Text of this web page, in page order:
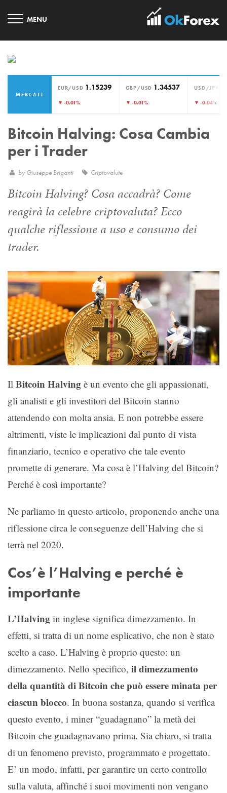
MERCATI
EUR/USD 1.15239
▼ -0.01%
GBP/USD 1.34537
▼ -0.01%
USD/JPY
▼ -0.04%›
Bitcoin Halving: Cosa Cambia
per i Trader
by Giuseppe Briganti Criptovalute
Bitcoin Halving? Cosa accadrà? Come
reagirà la celebre criptovaluta? Ecco
qualche riflessione a uso e consumo dei
trader.
Il Bitcoin Halving è un evento che gli appassionati,
gli analisti e gli investitori del Bitcoin stanno
attendendo con molta ansia. E non potrebbe essere
altrimenti, viste le implicazioni dal punto di vista
finanziario, tecnico e operativo che tale evento
promette di generare. Ma cosa è l’Halving del Bitcoin?
Perché è così importante?
Ne parliamo in questo articolo, proponendo anche una
riflessione circa le conseguenze dell’Halving che si
terrà nel 2020.
Cos’è l’Halving e perché è
importante
L’Halving in inglese significa dimezzamento. In
effetti, si tratta di un nome esplicativo, che non è stato
scelto a caso. L’Halving è proprio questo: un
dimezzamento. Nello specifico, il dimezzamento
della quantità di Bitcoin che può essere minata per
ciascun blocco. In buona sostanza, quando si verifica
questo evento, i miner “guadagnano” la metà dei
Bitcoin che guadagnavano prima. Sia chiaro, si tratta
di un fenomeno previsto, programmato e progettato.
E’ un modo, infatti, per garantire un certo controllo
sulla valuta, affinché i suoi movimenti non vengano